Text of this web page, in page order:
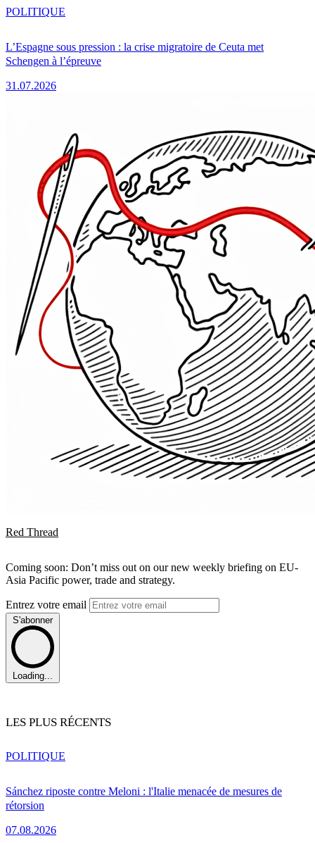
L’Espagne sous pression : la crise migratoire de Ceuta met
Schengen à l’épreuve
31.07.2026
POLITIQUE
Red Thread
Coming soon: Don’t miss out on our new weekly briefing on EU-
Asia Pacific power, trade and strategy.
Entrez votre email
S'abonner
Loading...
LES PLUS RÉCENTS
Sánchez riposte contre Meloni : l'Italie menacée de mesures de
rétorsion
07.08.2026
POLITIQUE